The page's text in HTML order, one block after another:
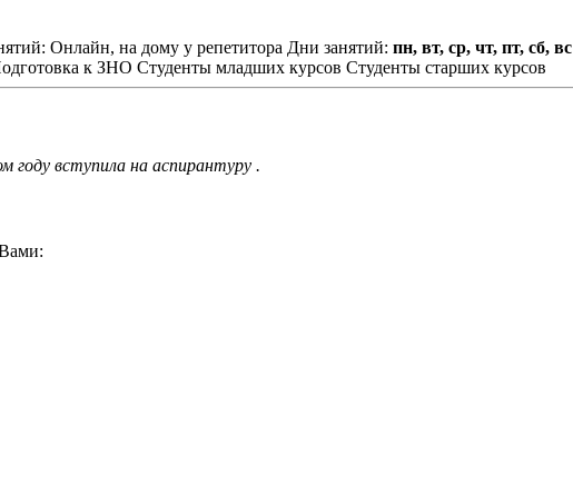
Онлайн, на дому у репетитора Дни занятий: пн, вт, ср, чт, пт, сб, вс
к ЗНО Студенты младших курсов Студенты старших курсов
году вступила на аспирантуру .